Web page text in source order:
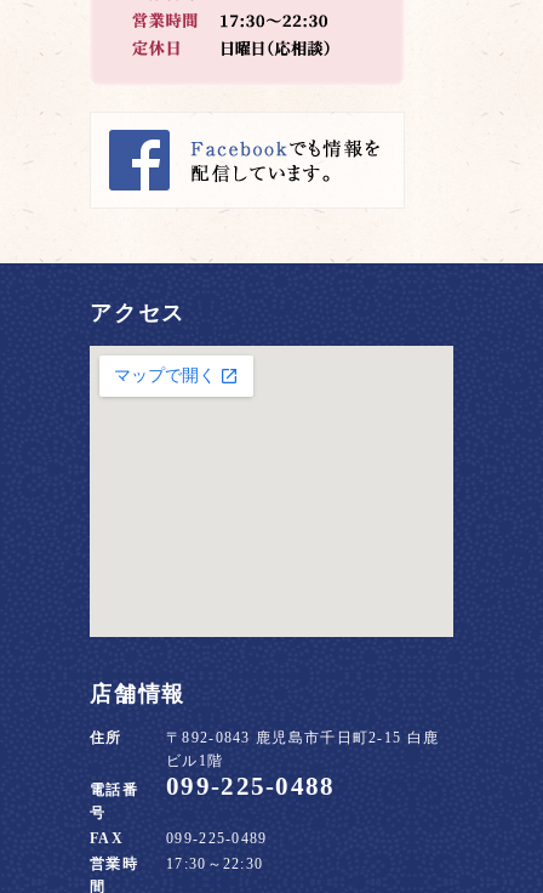
アクセス
店舗情報
住所
〒892-0843 鹿児島市千日町2-15 白鹿
ビル1階
電話番
号
099-225-0488
FAX
099-225-0489
営業時
間
17:30～22:30